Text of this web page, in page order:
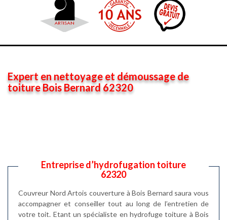
Expert en nettoyage et démoussage de
toiture Bois Bernard 62320
Entreprise d’hydrofugation toiture
62320
Couvreur Nord Artois couverture à Bois Bernard saura vous
accompagner et conseiller tout au long de l’entretien de
votre toit. Etant un spécialiste en hydrofuge toiture à Bois